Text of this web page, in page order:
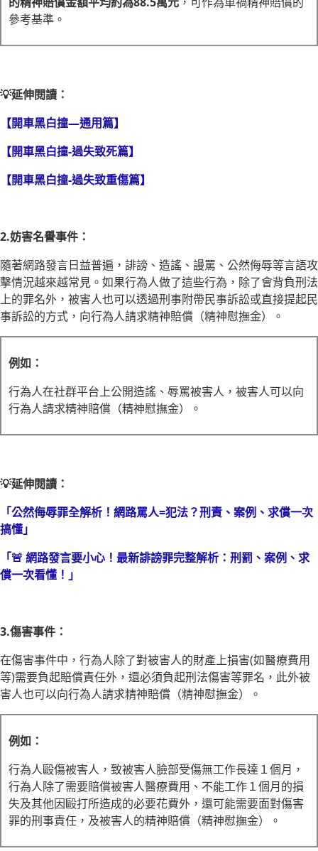
參考基準。
💡延伸閱讀：
【開車黑白撞—通用篇】
【開車黑白撞-過失致死篇】
【開車黑白撞-過失致重傷篇】
2.妨害名譽事件：
隨著網路發言日益普遍，誹謗、造謠、謾罵、公然侮辱等言語攻
擊情況越來越常見。如果行為人做了這些行為，除了會背負刑法
上的罪名外，被害人也可以透過刑事附帶民事訴訟或直接提起民
事訴訟的方式，向行為人請求精神賠償（精神慰撫金）。
例如：
行為人在社群平台上公開造謠、辱罵被害人，被害人可以向
行為人請求精神賠償（精神慰撫金）。
💡延伸閱讀：
「公然侮辱罪全解析！網路罵人=犯法？刑責、案例、求償一次
搞懂」
「🚨 網路發言要小心！最新誹謗罪完整解析：刑罰、案例、求
償一次看懂！」
3.傷害事件：
在傷害事件中，行為人除了對被害人的財產上損害(如醫療費用
等)需要負起賠償責任外，還必須負起刑法傷害等罪名，此外被
害人也可以向行為人請求精神賠償（精神慰撫金）。
例如：
行為人毆傷被害人，致被害人臉部受傷無工作長達１個月，
行為人除了需要賠償被害人醫療費用、不能工作１個月的損
失及其他因毆打所造成的必要花費外，還可能需要面對傷害
罪的刑事責任，及被害人的精神賠償（精神慰撫金）。